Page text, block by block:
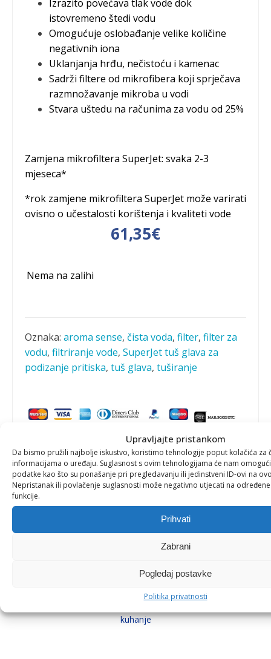
Upravljajte pristankom
Da bismo pružili najbolje iskustvo, koristimo tehnologije poput kolačića za
informacijama o uređaju. Suglasnost s ovim tehnologijama će nam
podatke kao što su ponašanje pri pregledavanju ili jedinstveni ID-ovi na
Nepristanak ili povlačenje suglasnosti može negativno utjecati na
funkcije.
Prihvati
Zabrani
Pogledaj postavke
Politika privatnosti
Izrazito povećava tlak vode dok
istovremeno štedi vodu
Omogućuje oslobađanje velike količine
negativnih iona
Uklanjanja hrđu, nečistoću i kamenac
Sadrži filtere od mikrofibera koji sprječava
razmnožavanje mikroba u vodi
Stvara uštedu na računima za vodu od 25%
Zamjena mikrofiltera SuperJet: svaka 2-3
mjeseca*
*rok zamjene mikrofiltera SuperJet može varirati
ovisno o učestalosti korištenja i kvaliteti vode
61,35€
Nema na zalihi
Oznaka: aroma sense, čista voda, filter, filter za
vodu, filtriranje vode, SuperJet tuš glava za
podizanje pritiska, tuš glava, tuširanje
Filteri za vodu
kuhanje